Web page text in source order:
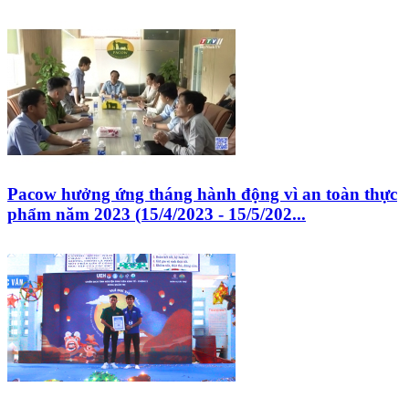
Pacow hưởng ứng tháng hành động vì an toàn thực
phẩm năm 2023 (15/4/2023 - 15/5/202...